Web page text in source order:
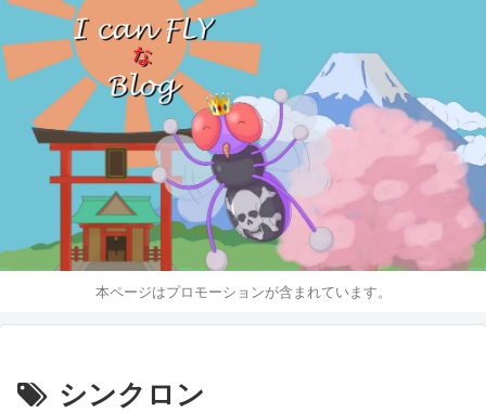
本ページはプロモーションが含まれています。
シンクロン